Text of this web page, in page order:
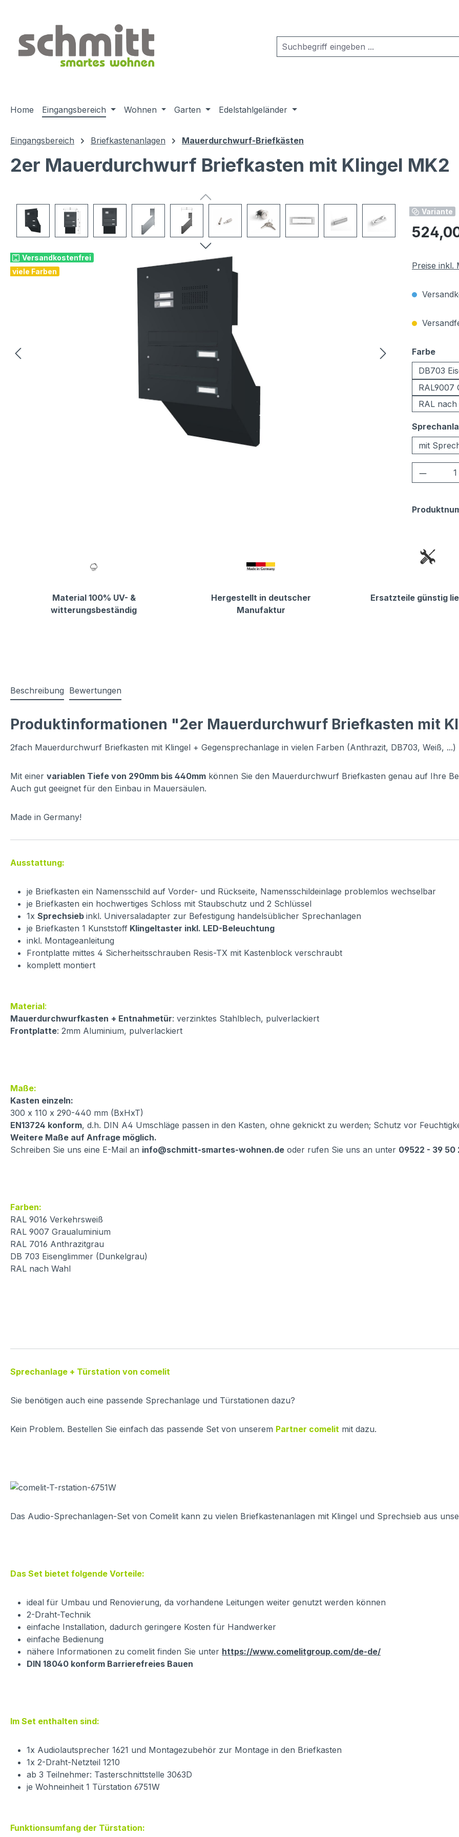
Home Eingangsbereich Wohnen Garten Edelstahlgeländer
Eingangsbereich Briefkastenanlagen Mauerdurchwurf-Briefkästen
2er Mauerdurchwurf Briefkasten mit Klingel MK2
Versandkostenfrei
viele Farben
Variante
Regulärer
Preise inkl.
Farbe
DB703
RAL9007
RAL
mit
Material 100% UV- &
witterungsbeständig
Hergestellt in deutscher
Manufaktur
Ersatzteile günstig
Beschreibung Bewertungen
Produktinformationen "2er Mauerdurchwurf Briefkasten mit
2fach Mauerdurchwurf Briefkasten mit Klingel + Gegensprechanlage in vielen Farben (Anthrazit, DB703, Weiß, ...)
Mit einer variablen Tiefe von 290mm bis 440mm können Sie den Mauerdurchwurf Briefkasten genau auf Ihre
Auch gut geeignet für den Einbau in Mauersäulen.
Made in Germany!
Ausstattung:
je Briefkasten ein Namensschild auf Vorder- und Rückseite, Namensschildeinlage problemlos wechselbar
je Briefkasten ein hochwertiges Schloss mit Staubschutz und 2 Schlüssel
1x Sprechsieb inkl. Universaladapter zur Befestigung handelsüblicher Sprechanlagen
je Briefkasten 1 Kunststoff Klingeltaster inkl. LED-Beleuchtung
inkl. Montageanleitung
Frontplatte mittes 4 Sicherheitsschrauben Resis-TX mit Kastenblock verschraubt
komplett montiert
Material:
Mauerdurchwurfkasten + Entnahmetür: verzinktes Stahlblech, pulverlackiert
Frontplatte: 2mm Aluminium, pulverlackiert
Maße:
Kasten einzeln:
300 x 110 x 290-440 mm (BxHxT)
EN13724 konform, d.h. DIN A4 Umschläge passen in den Kasten, ohne geknickt zu werden; Schutz vor
Weitere Maße auf Anfrage möglich.
Schreiben Sie uns eine E-Mail an info@schmitt-smartes-wohnen.de oder rufen Sie uns an unter 09522 - 39 50
Farben:
RAL 9016 Verkehrsweiß
RAL 9007 Graualuminium
RAL 7016 Anthrazitgrau
DB 703 Eisenglimmer (Dunkelgrau)
RAL nach Wahl
Sprechanlage + Türstation von comelit
Sie benötigen auch eine passende Sprechanlage und Türstationen dazu?
Kein Problem. Bestellen Sie einfach das passende Set von unserem Partner comelit mit dazu.
Das Audio-Sprechanlagen-Set von Comelit kann zu vielen Briefkastenanlagen mit Klingel und Sprechsieb aus
Das Set bietet folgende Vorteile:
ideal für Umbau und Renovierung, da vorhandene Leitungen weiter genutzt werden können
2-Draht-Technik
einfache Installation, dadurch geringere Kosten für Handwerker
einfache Bedienung
nähere Informationen zu comelit finden Sie unter https://www.comelitgroup.com/de-de/
DIN 18040 konform Barrierefreies Bauen
Im Set enthalten sind:
1x Audiolautsprecher 1621 und Montagezubehör zur Montage in den Briefkasten
1x 2-Draht-Netzteil 1210
ab 3 Teilnehmer: Tasterschnittstelle 3063D
je Wohneinheit 1 Türstation 6751W
Funktionsumfang der Türstation: